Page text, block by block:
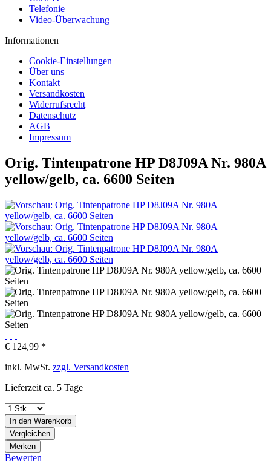
Telefonie
Video-Überwachung
Informationen
Cookie-Einstellungen
Über uns
Kontakt
Versandkosten
Widerrufsrecht
Datenschutz
AGB
Impressum
Orig. Tintenpatrone HP D8J09A Nr. 980A
yellow/gelb, ca. 6600 Seiten
€ 124,99 *
inkl. MwSt. zzgl. Versandkosten
Lieferzeit ca. 5 Tage
In den Warenkorb
Vergleichen
Merken
Bewerten